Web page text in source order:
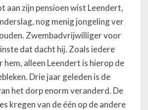
aan zijn pensioen wist Leendert,
nog menig jongeling ver
Zwembadvrijwilliger voor
dat dacht hij. Zoals iedere
alleen Leendert is hierop de
Drie jaar geleden is de
het dorp enorm veranderd. De
kregen van de één op de andere